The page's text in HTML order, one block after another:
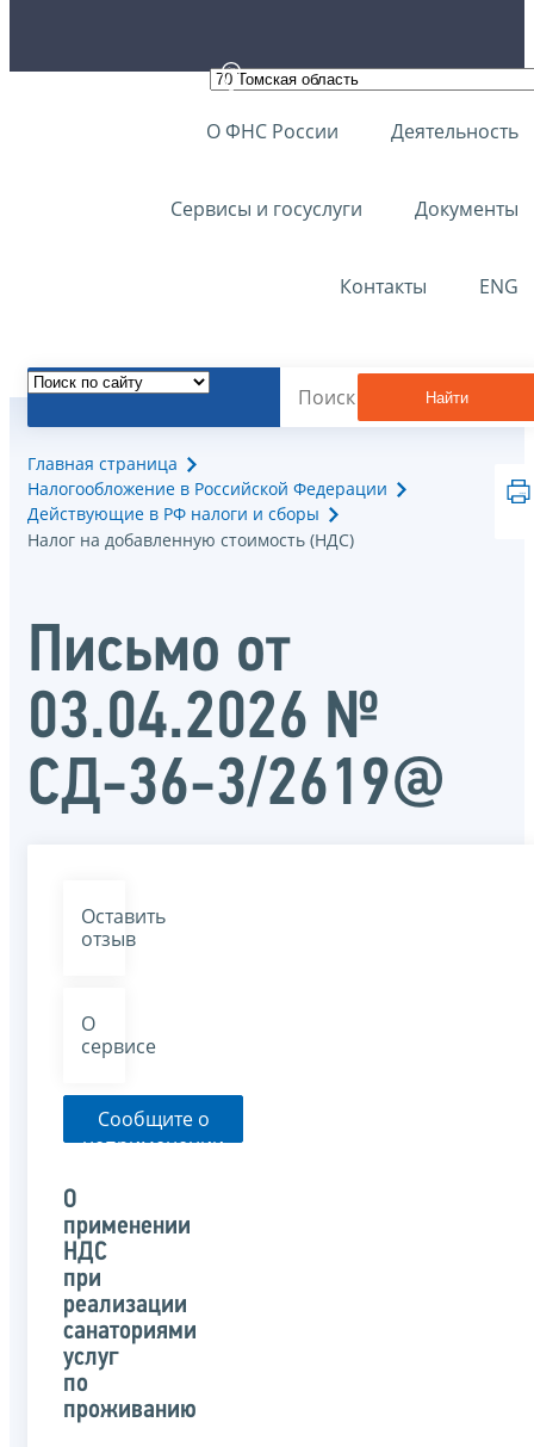
О ФНС России Деятельность
Сервисы и госуслуги Документы
Контакты ENG
Найти
Главная страница
Налогообложение в Российской Федерации
Действующие в РФ налоги и сборы
Налог на добавленную стоимость (НДС)
Письмо от
03.04.2026 №
СД-36-3/2619@
Оставить
отзыв
О
сервисе
Сообщите о
неприменении
указанного
О
применении
НДС
при
реализации
санаториями
услуг
по
проживанию